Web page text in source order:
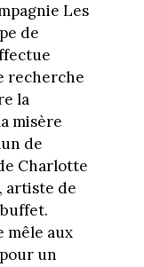
Les
de
recherche
la
misère
de
Charlotte
artiste de
mêle aux
un